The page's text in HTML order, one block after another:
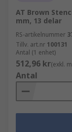
AT Brown
mm, 13 delar
RS-artikelnummer
Tillv. art.nr 100131
Antal (1 enhet)
512,96 kr(exkl.
Antal